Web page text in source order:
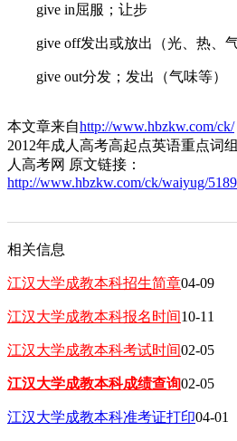
give in屈服；让步
give off发出或放出（光、热、气
give out分发；发出（气味等）
本文章来自http://www.hbzkw.com/ck/
2012年成人高考高起点英语重点词
人高考网 原文链接：
http://www.hbzkw.com/ck/waiyug/
相关信息
江汉大学成教本科招生简章04-09
江汉大学成教本科报名时间10-11
江汉大学成教本科考试时间02-05
江汉大学成教本科成绩查询02-05
江汉大学成教本科准考证打印04-01